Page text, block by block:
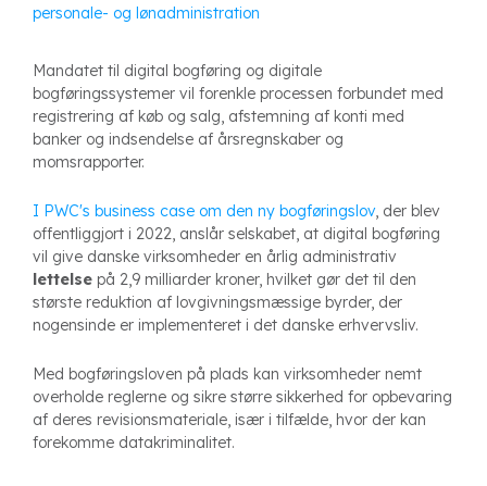
personale- og lønadministration
Mandatet til digital bogføring og digitale
bogføringssystemer vil forenkle processen forbundet med
registrering af køb og salg, afstemning af konti med
banker og indsendelse af årsregnskaber og
momsrapporter.
I PWC's business case om den ny bogføringslov, der blev
offentliggjort i 2022, anslår selskabet, at digital bogføring
vil give danske virksomheder en årlig administrativ
lettelse på 2,9 milliarder kroner, hvilket gør det til den
største reduktion af lovgivningsmæssige byrder, der
nogensinde er implementeret i det danske erhvervsliv.
Med bogføringsloven på plads kan virksomheder nemt
overholde reglerne og sikre større sikkerhed for opbevaring
af deres revisionsmateriale, især i tilfælde, hvor der kan
forekomme datakriminalitet.